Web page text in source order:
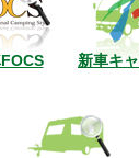
新車キ